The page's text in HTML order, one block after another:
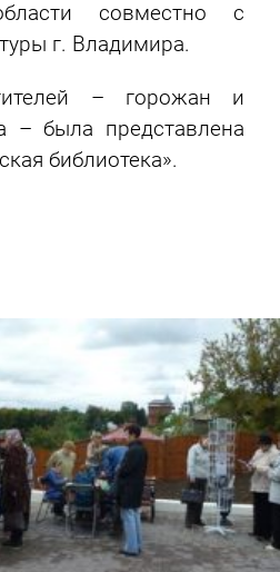
совместно с
г. Владимира.
– горожан и
– была представлена
библиотека».